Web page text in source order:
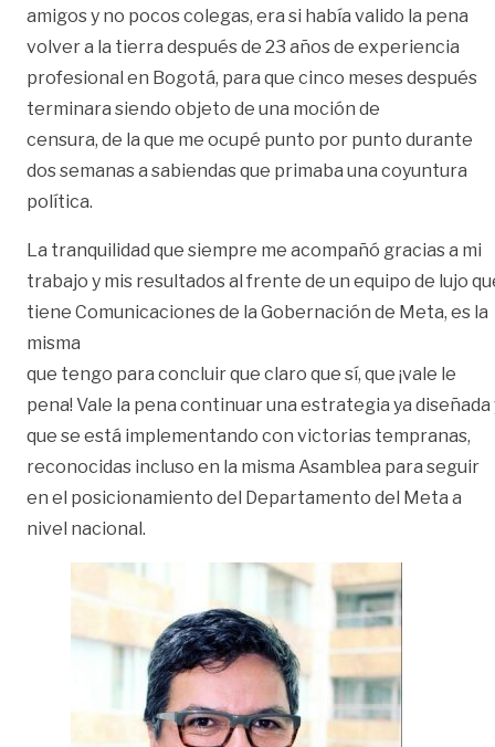
amigos y no pocos colegas, era si había valido la pena
volver a la tierra después de 23 años de experiencia
profesional en Bogotá, para que cinco meses después
terminara siendo objeto de una moción de
censura, de la que me ocupé punto por punto durante
dos semanas a sabiendas que primaba una coyuntura
política.
La tranquilidad que siempre me acompañó gracias a mi
trabajo y mis resultados al frente de un equipo de lujo
tiene Comunicaciones de la Gobernación de Meta, es la
misma
que tengo para concluir que claro que sí, que ¡vale le
pena! Vale la pena continuar una estrategia ya diseñada
que se está implementando con victorias tempranas,
reconocidas incluso en la misma Asamblea para seguir
en el posicionamiento del Departamento del Meta a
nivel nacional.